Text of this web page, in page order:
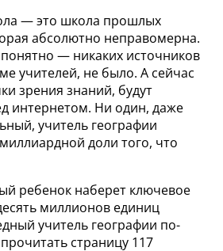
— это школа прошлых
абсолютно неправомерна.
— никаких источников
учителей, не было. А сейчас
зрения знаний, будут
интернетом. Ни один, даже
учитель географии
доли того, что
ребенок наберет ключевое
миллионов единиц
учитель географии по-
страницу 117